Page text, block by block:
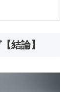
結論】